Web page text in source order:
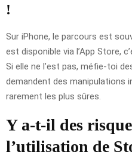
!
Sur iPhone, le parcours est
est disponible via l’App Store,
Si elle ne l’est pas, méfie-toi
demandent des manipulations
rarement les plus sûres.
Y a-t-il des
l’utilisation de